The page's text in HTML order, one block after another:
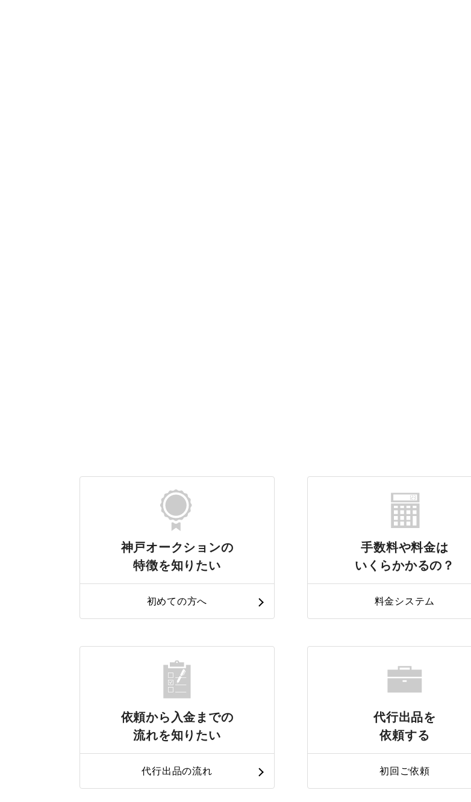
神戸オークションの
特徴を知りたい
初めての方へ
手数料や料金は
いくらかかるの？
料金システム
依頼から入金までの
流れを知りたい
代行出品の流れ
代行出品を
依頼する
初回ご依頼